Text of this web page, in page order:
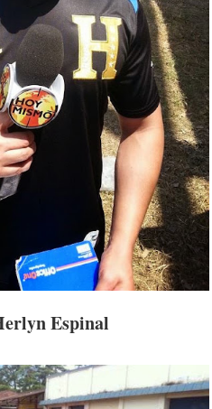
Espinal